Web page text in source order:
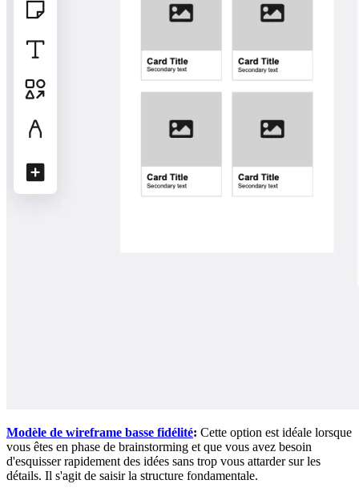
Modèle de wireframe basse fidélité: Cette option est idéale lorsque
vous êtes en phase de brainstorming et que vous avez besoin
d'esquisser rapidement des idées sans trop vous attarder sur les
détails. Il s'agit de saisir la structure fondamentale.